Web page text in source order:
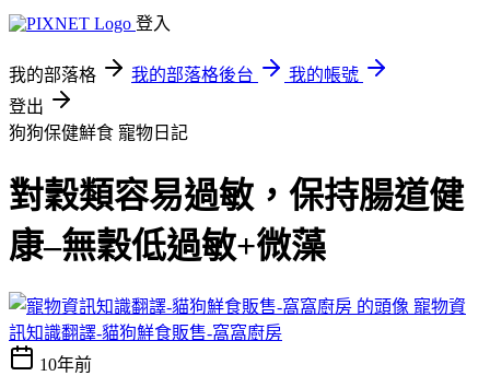
登入
我的部落格 我的部落格後台
我的帳號
登出
狗狗保健鮮食 寵物日記
對穀類容易過敏，保持腸道健
康–無穀低過敏+微藻
寵物資
訊知識翻譯-貓狗鮮食販售-窩窩廚房
10年前